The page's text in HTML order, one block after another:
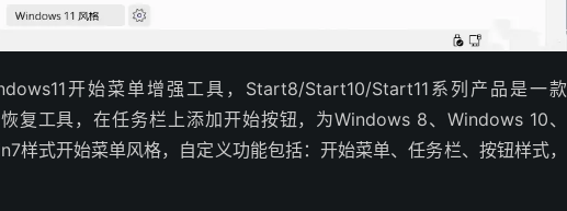
开始菜单增强工具，Start8/Start10/Start11系列产品是一款
复工具，在任务栏上添加开始按钮，为Windows 8、Windows 10、
样式开始菜单风格，自定义功能包括：开始菜单、任务栏、按钮样式，